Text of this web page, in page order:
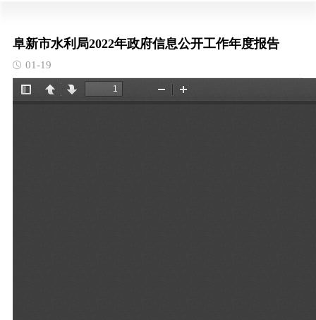
阜新市水利局2022年政府信息公开工作年度报告
01-19